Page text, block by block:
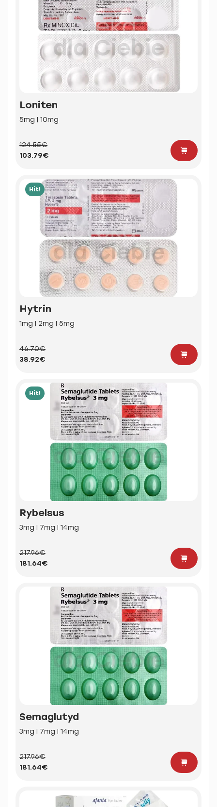
Loniten
5mg | 10mg
124.55€
103.79€
Hit!
Hytrin
1mg | 2mg | 5mg
46.70€
38.92€
Hit!
Rybelsus
3mg | 7mg | 14mg
217.96€
181.64€
Semaglutyd
3mg | 7mg | 14mg
217.96€
181.64€